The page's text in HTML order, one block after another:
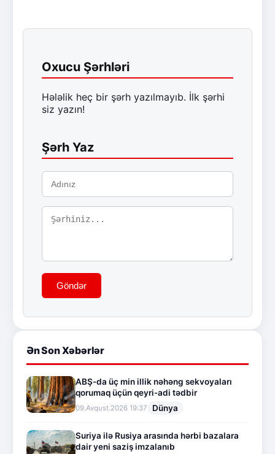
Oxucu Şərhləri
Hələlik heç bir şərh yazılmayıb. İlk şərhi
siz yazın!
Şərh Yaz
Göndər
Ən Son Xəbərlər
ABŞ-da üç min illik nəhəng sekvoyaları
qorumaq üçün qeyri-adi tədbir
09.Avqust.2026 19:37 Dünya
Suriya ilə Rusiya arasında hərbi bazalara
dair yeni saziş imzalanıb